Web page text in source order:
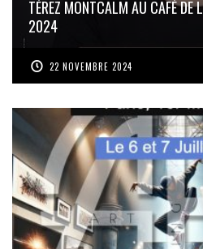
TÉREZ MONTCALM AU CAFÉ DE
2024
22 NOVEMBRE 2024